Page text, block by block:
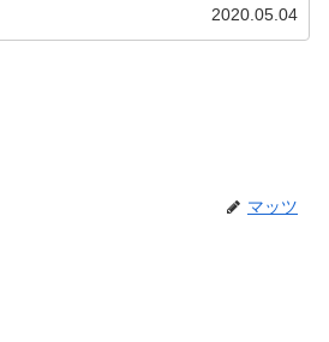
2020.05.04
マッツ